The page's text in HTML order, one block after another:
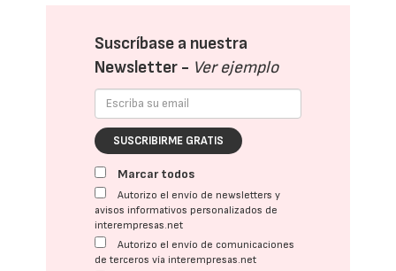
Suscríbase a nuestra
Newsletter - Ver ejemplo
SUSCRIBIRME GRATIS
Marcar todos
Autorizo el envío de newsletters y
avisos informativos personalizados de
interempresas.net
Autorizo el envío de comunicaciones
de terceros vía interempresas.net